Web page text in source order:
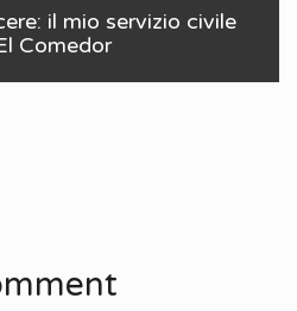
il mio servizio civile
Comedor